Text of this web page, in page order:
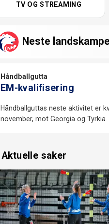
TV OG STREAMING
Neste
Håndballgutta
EM-kvalifisering
Håndballguttas neste aktivitet er
november, mot Georgia og
Aktuelle saker